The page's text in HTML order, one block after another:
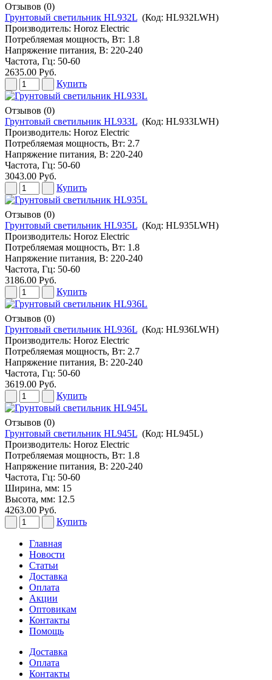
Отзывов (0)
Грунтовый светильник HL932L (Код: HL932LWH)
Производитель: Horoz Electric
Потребляемая мощность, Вт: 1.8
Напряжение питания, В: 220-240
Частота, Гц: 50-60
2635.00 Руб.
Купить
Отзывов (0)
Грунтовый светильник HL933L (Код: HL933LWH)
Производитель: Horoz Electric
Потребляемая мощность, Вт: 2.7
Напряжение питания, В: 220-240
Частота, Гц: 50-60
3043.00 Руб.
Купить
Отзывов (0)
Грунтовый светильник HL935L (Код: HL935LWH)
Производитель: Horoz Electric
Потребляемая мощность, Вт: 1.8
Напряжение питания, В: 220-240
Частота, Гц: 50-60
3186.00 Руб.
Купить
Отзывов (0)
Грунтовый светильник HL936L (Код: HL936LWH)
Производитель: Horoz Electric
Потребляемая мощность, Вт: 2.7
Напряжение питания, В: 220-240
Частота, Гц: 50-60
3619.00 Руб.
Купить
Отзывов (0)
Грунтовый светильник HL945L (Код: HL945L)
Производитель: Horoz Electric
Потребляемая мощность, Вт: 1.8
Напряжение питания, В: 220-240
Частота, Гц: 50-60
Ширина, мм: 15
Высота, мм: 12.5
4263.00 Руб.
Купить
Главная
Новости
Статьи
Доставка
Оплата
Акции
Оптовикам
Контакты
Помощь
Доставка
Оплата
Контакты